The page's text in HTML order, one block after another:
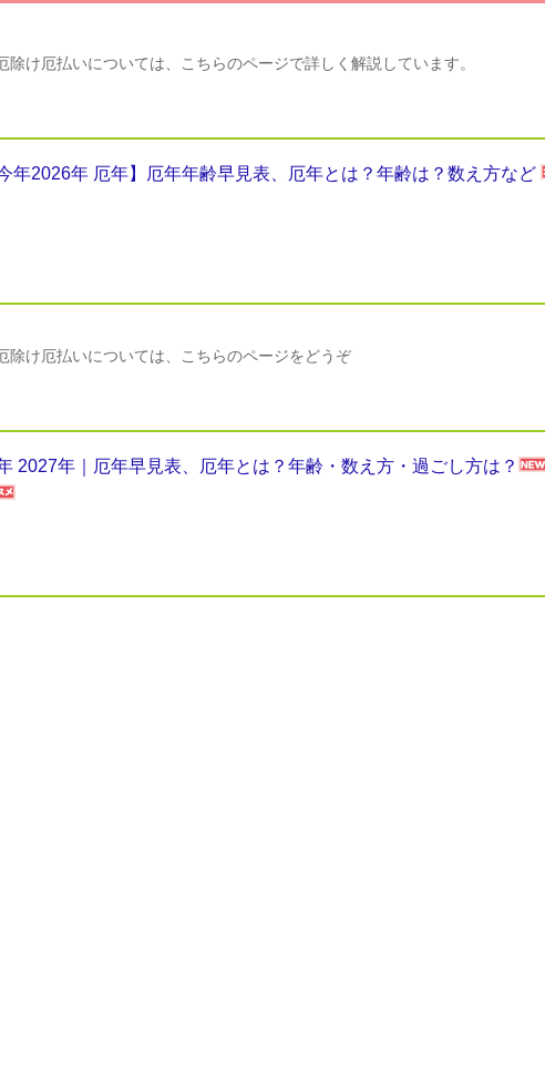
け厄払いについては、こちらのページで詳しく解説しています。
今年2026年 厄年】厄年年齢早見表、厄年とは？年齢は？数え方など
け厄払いについては、こちらのページをどうぞ
2027年｜厄年早見表、厄年とは？年齢・数え方・過ごし方は？